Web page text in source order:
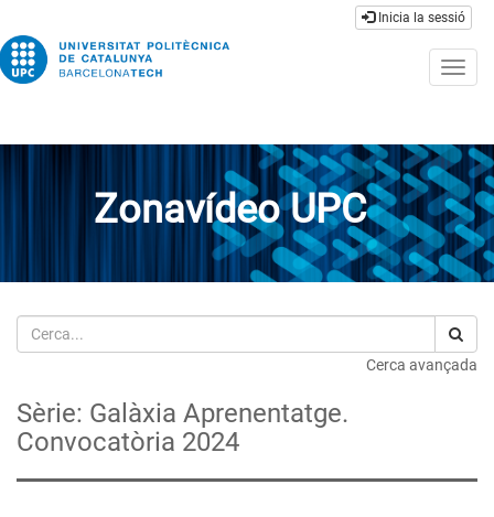
Inicia la sessió
Zonavídeo UPC
Cerca
Cerca avançada
Sèrie: Galàxia Aprenentatge.
Convocatòria 2024